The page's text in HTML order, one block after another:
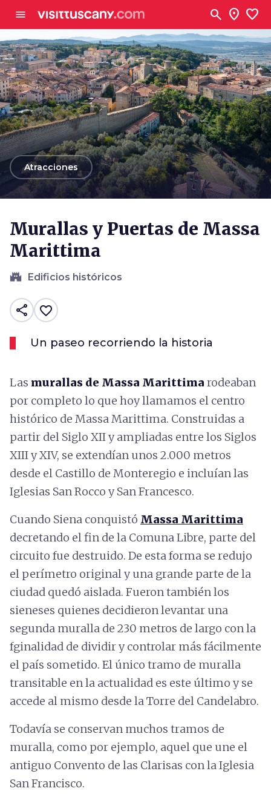
menu search location_on favorite
arrow_back
Atracciones
Murallas y Puertas de Massa
Marittima
castle Edificios históricos
share favorite_border
Un paseo recorriendo la historia
Las murallas de Massa Marittima rodeaban
por completo lo que hoy llamamos el centro
histórico de Massa Marittima. Construidas a
partir del Siglo XII y ampliadas entre los Siglos
XIII y XIV, se extendían unos 2.000 metros
desde el Castillo de Monteregio e incluían las
Iglesias San Rocco y San Francesco.
Cuando Siena conquistó Massa Marittima
decretando el fin de la Comuna Libre, parte del
circuito fue destruido. De esta forma se redujo
el perímetro original y una grande parte de la
ciudad quedó aislada. Fueron también los
sieneses quienes decidieron levantar una
segunda muralla de 230 metros de largo con la
fginalidad de dividir y controlar más fácilmente
el país sometido. El único tramo de muralla
transitable en la actualidad es este último y se
accede al mismo desde la Torre del Candelabro.
Todavía se conservan muchos tramos de
muralla, como por ejemplo, aquel que une el
antiguo Convento de las Clarisas con la Iglesia
San Francisco.